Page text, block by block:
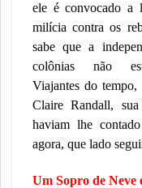
ele é convocado a
milícia contra os
sabe que a
colônias não
Viajantes do tempo,
Claire Randall,
haviam lhe
agora, que lado
Um Sopro de Neve